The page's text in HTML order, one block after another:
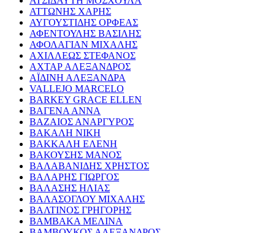
ΑΤΤΩΝΗΣ ΧΑΡΗΣ
ΑΥΓΟΥΣΤΙΔΗΣ ΟΡΦΕΑΣ
ΑΦΕΝΤΟΥΛΗΣ ΒΑΣΙΛΗΣ
ΑΦΟΛΑΓΙΑΝ ΜΙΧΑΛΗΣ
ΑΧΙΛΛΕΩΣ ΣΤΕΦΑΝΟΣ
ΑΧΤΑΡ ΑΛΕΞΑΝΔΡΟΣ
ΑΪΔΙΝΗ ΑΛΕΞΑΝΔΡΑ
VALLEJO MARCELO
BARKEY GRACE ELLEN
ΒΑΓΕΝΑ ΑΝΝΑ
ΒΑΖΑΙΟΣ ΑΝΑΡΓΥΡΟΣ
ΒΑΚΑΛΗ ΝΙΚΗ
ΒΑΚΚΑΛΗ ΕΛΕΝΗ
ΒΑΚΟΥΣΗΣ ΜΑΝΟΣ
ΒΑΛΑΒΑΝΙΔΗΣ ΧΡΗΣΤΟΣ
ΒΑΛΑΡΗΣ ΓΙΩΡΓΟΣ
ΒΑΛΑΣΗΣ ΗΛΙΑΣ
ΒΑΛΑΣΟΓΛΟΥ ΜΙΧΑΛΗΣ
ΒΑΛΤΙΝΟΣ ΓΡΗΓΟΡΗΣ
ΒΑΜΒΑΚΑ ΜΕΛΙΝΑ